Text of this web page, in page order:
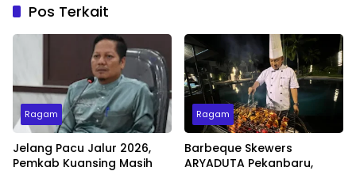
Pos Terkait
Ragam
Jelang Pacu Jalur 2026,
Pemkab Kuansing Masih
Ragam
Barbeque Skewers
ARYADUTA Pekanbaru,